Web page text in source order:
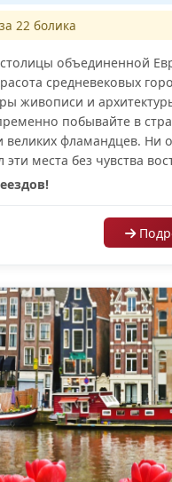
22 болика
объединенной
средневековых
живописи и
побывайте в
великих фламандцев. Ни
эти места без чувства